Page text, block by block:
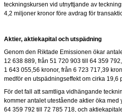
teckningskursen vid utnyttjande av
4,2 miljoner kronor före avdrag för
Aktier, aktiekapital och utspädning
Genom den Riktade Emissionen ökar
12 638 889, från 51 720 903 till 64 359
1 643 055,56 kronor, från 6 723 717,39
medför en utspädningseffekt om cirka 19,6
För det fall att samtliga vidhängande
kommer antalet utestående aktier öka med
64 359 792 till 72 785 718, och